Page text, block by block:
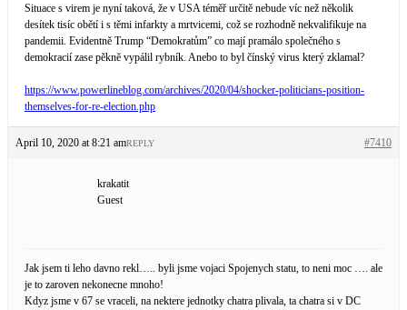
Situace s virem je nyní taková, že v USA téměř určitě nebude víc než několik
desítek tisíc obětí i s těmi infarkty a mrtvicemi, což se rozhodně nekvalifikuje na
pandemii. Evidentně Trump “Demokratům” co mají pramálo společného s
demokracií zase pěkně vypálil rybník. Anebo to byl čínský virus který zklamal?
https://www.powerlineblog.com/archives/2020/04/shocker-politicians-position-
themselves-for-re-election.php
April 10, 2020 at 8:21 am #7410
REPLY
krakatit
Guest
Jak jsem ti leho davno rekl….. byli jsme vojaci Spojenych statu, to neni moc …. ale
je to zaroven nekonecne mnoho!
Kdyz jsme v 67 se vraceli, na nektere jednotky chatra plivala, ta chatra si v DC